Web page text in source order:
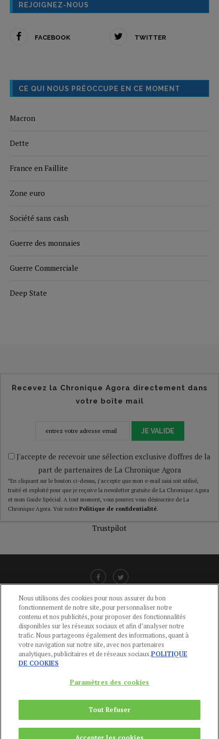
REJOIGNEZ-NOUS
FACEBOOK TWITTER
CE QUI NOUS PRÉOCCUPE EN CE MOMENT
Macron
Dette
France en Faillite
Zone euro
Société sans cash
Guerre des monnaies
Guerre Commerciale
Deep State
Recevez la Chronique Agora directement dans
votre boîte mail
JE VALIDE
J'accepte de recevoir une sélection exclusive d'offres de la
part de partenaires de La Chronique Agora
*En cliquant sur le bouton ci-dessus, j’accepte que mon e-mail saisi soit utilisé,
traité et exploité pour que je reçoive la newsletter gratuite de La Chronique Agora
et mon Guide Spécial. A tout moment, vous pourrez vous désinscrire de La
Chronique Agora. Voir notre Politique de confidentialité.
Trustpilot
LIENS UTILES
CGU-POLITIQUE DE CONFIDENTIALITÉ -POLITIQUE DES COOKIES
MENTIONS LÉGALES -AIDE
CONTACT
Du Lundi au Vendredi, 9h-13h et 14h-17h
Copyright © 2024Publications Agora
Nous utilisons des cookies pour nous assurer du bon
fonctionnement de notre site, pour personnaliser notre
contenu et nos publicités, pour proposer des fonctionnalités
disponibles sur les réseaux sociaux et afin d’analyser notre
trafic. Nous partageons également des informations, quant à
votre navigation sur notre site, avec nos partenaires
analytiques, publicitaires et de réseaux sociaux.POLITIQUE
DE COOKIES
Paramètres des cookies
Tout Refuser